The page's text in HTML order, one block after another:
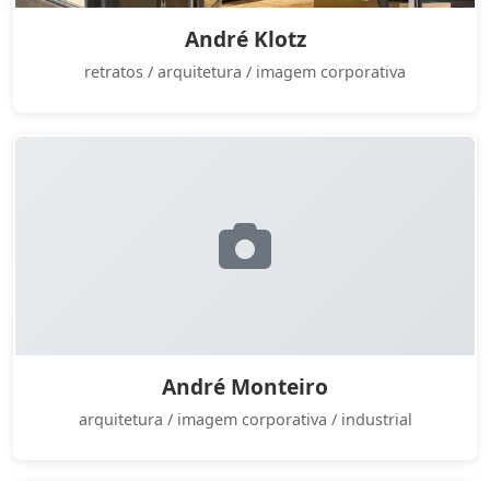
André Klotz
retratos / arquitetura / imagem corporativa
André Monteiro
arquitetura / imagem corporativa / industrial